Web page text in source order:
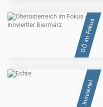
OÖ im Fokus
Innviertel